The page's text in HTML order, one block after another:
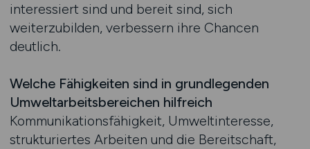
interessiert sind und bereit sind, sich
weiterzubilden, verbessern ihre Chancen
deutlich.
Welche Fähigkeiten sind in grundlegenden
Umweltarbeitsbereichen hilfreich
Kommunikationsfähigkeit, Umweltinteresse,
strukturiertes Arbeiten und die Bereitschaft,